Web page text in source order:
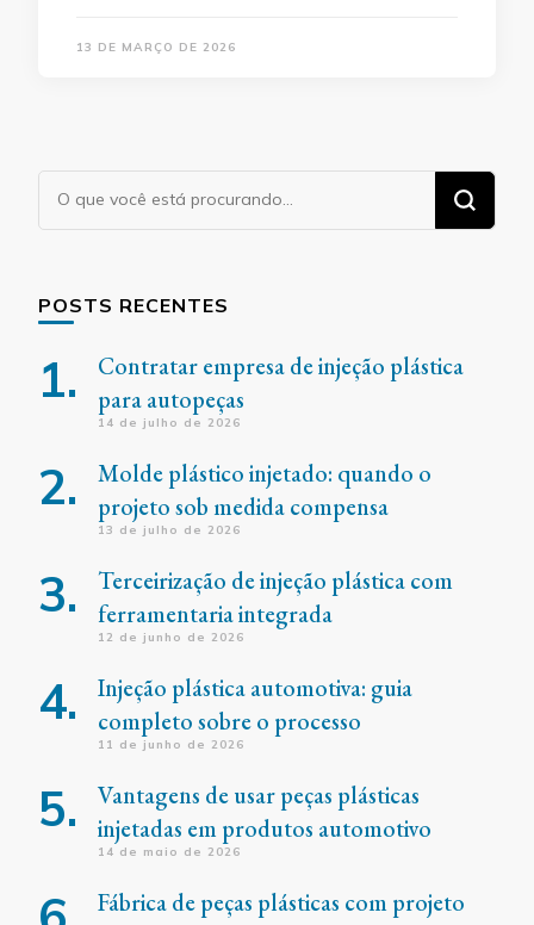
13 DE MARÇO DE 2026
Procurando
algo?
POSTS RECENTES
Contratar empresa de injeção plástica
para autopeças
14 de julho de 2026
Molde plástico injetado: quando o
projeto sob medida compensa
13 de julho de 2026
Terceirização de injeção plástica com
ferramentaria integrada
12 de junho de 2026
Injeção plástica automotiva: guia
completo sobre o processo
11 de junho de 2026
Vantagens de usar peças plásticas
injetadas em produtos automotivo
14 de maio de 2026
Fábrica de peças plásticas com projeto